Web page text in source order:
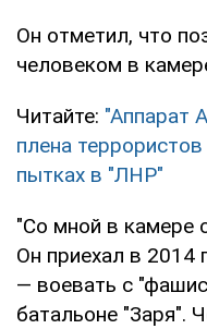
Он отметил, что
человеком в
Читайте: "Аппарат
плена
пытках в "ЛНР"
"Со мной в камере
Он приехал в
— воевать с
батальоне "Заря".